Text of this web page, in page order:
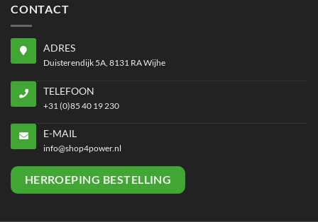
CONTACT
ADRES
Duisterendijk 5A, 8131 RA Wijhe
TELEFOON
+31 (0)85 40 19 230
E-MAIL
info@shop4power.nl
HERROEPING BESTELLING